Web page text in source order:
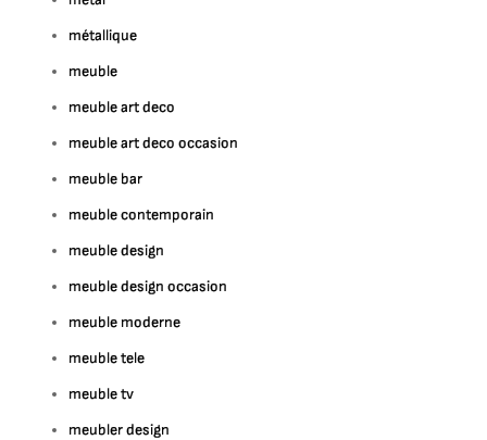
métallique
meuble
meuble art deco
meuble art deco occasion
meuble bar
meuble contemporain
meuble design
meuble design occasion
meuble moderne
meuble tele
meuble tv
meubler design